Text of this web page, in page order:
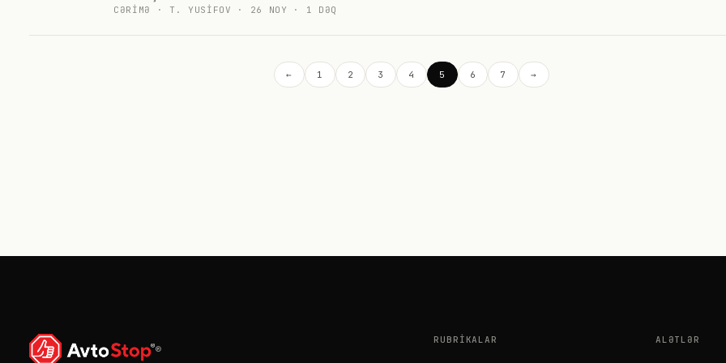
CƏRIMƏ · T. YUSIFOV · 26 NOY · 1 DƏQ
← 1 2 3 4 5 6 7 →
®
RUBRIKALAR ALƏTLƏR